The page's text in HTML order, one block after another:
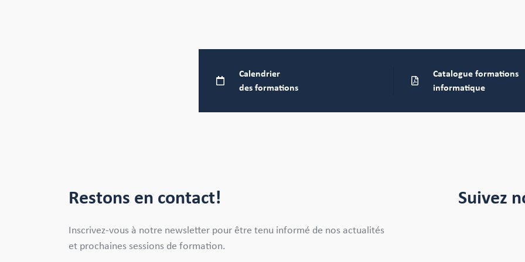
Calendrier
des formations
Catalogue formations
informatique
Restons en contact!
Inscrivez-vous à notre newsletter pour être tenu informé de nos actualités
et prochaines sessions de formation.
Suivez